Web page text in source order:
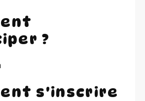
?
s'inscrire